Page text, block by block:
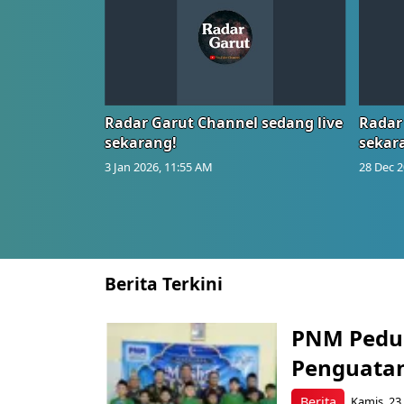
Radar Garut Channel sedang live
sekarang!
3 Jan 2026, 11:55 AM 28 Dec
Berita Terkini
PNM